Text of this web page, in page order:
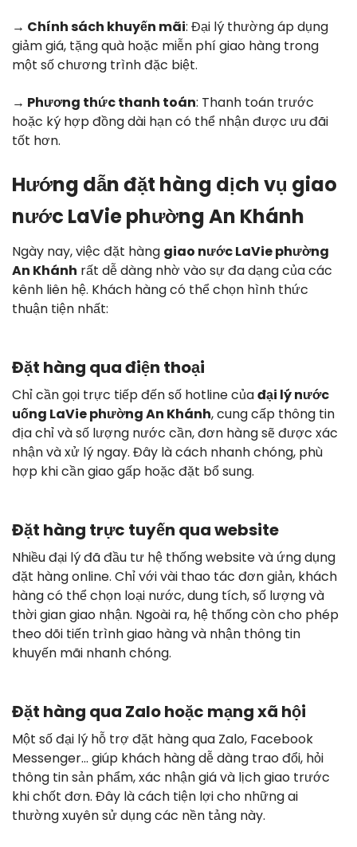
→ Chính sách khuyến mãi: Đại lý thường áp dụng
giảm giá, tặng quà hoặc miễn phí giao hàng trong
một số chương trình đặc biệt.
→ Phương thức thanh toán: Thanh toán trước
hoặc ký hợp đồng dài hạn có thể nhận được ưu đãi
tốt hơn.
Hướng dẫn đặt hàng dịch vụ giao
nước LaVie phường An Khánh
Ngày nay, việc đặt hàng giao nước LaVie phường
An Khánh rất dễ dàng nhờ vào sự đa dạng của các
kênh liên hệ. Khách hàng có thể chọn hình thức
thuận tiện nhất:
Đặt hàng qua điện thoại
Chỉ cần gọi trực tiếp đến số hotline củađại lý nước
uống LaVie phường An Khánh, cung cấp thông tin
địa chỉ và số lượng nước cần, đơn hàng sẽ được xác
nhận và xử lý ngay. Đây là cách nhanh chóng, phù
hợp khi cần giao gấp hoặc đặt bổ sung.
Đặt hàng trực tuyến qua website
Nhiều đại lý đã đầu tư hệ thống website và ứng dụng
đặt hàng online. Chỉ với vài thao tác đơn giản, khách
hàng có thể chọn loại nước, dung tích, số lượng và
thời gian giao nhận. Ngoài ra, hệ thống còn cho phép
theo dõi tiến trình giao hàng và nhận thông tin
khuyến mãi nhanh chóng.
Đặt hàng qua Zalo hoặc mạng xã hội
Một số đại lý hỗ trợ đặt hàng qua Zalo, Facebook
Messenger… giúp khách hàng dễ dàng trao đổi, hỏi
thông tin sản phẩm, xác nhận giá và lịch giao trước
khi chốt đơn. Đây là cách tiện lợi cho những ai
thường xuyên sử dụng các nền tảng này.